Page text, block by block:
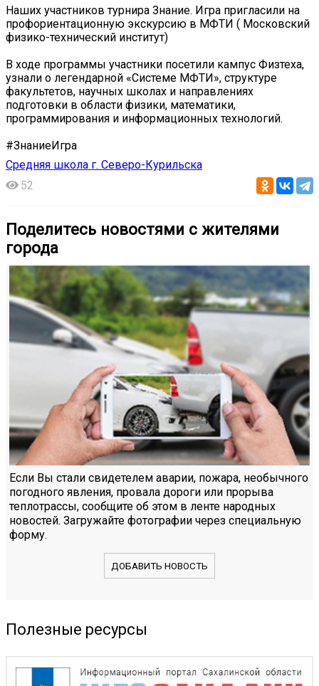
Наших участников турнира Знание. Игра пригласили на
профориентационную экскурсию в МФТИ ( Московский
физико-технический институт)
В ходе программы участники посетили кампус Физтеха,
узнали о легендарной «Системе МФТИ», структуре
факультетов, научных школах и направлениях
подготовки в области физики, математики,
программирования и информационных технологий.
#ЗнаниеИгра
Средняя школа г. Северо-Курильска
52
Поделитесь новостями с жителями
города
Если Вы стали свидетелем аварии, пожара, необычного
погодного явления, провала дороги или прорыва
теплотрассы, сообщите об этом в ленте народных
новостей. Загружайте фотографии через специальную
форму.
ДОБАВИТЬ НОВОСТЬ
Полезные ресурсы